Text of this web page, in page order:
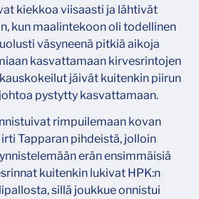
kiekkoa viisaasti ja lähtivät
kun maalintekoon oli todellinen
väsyneenä pitkiä aikoja
kasvattamaan kirvesrintojen
jäivät kuitenkin piirun
pystytty kasvattamaan.
rimpuilemaan kovan
Tapparan pihdeistä, jolloin
erän ensimmäisiä
kuitenkin lukivat HPK:n
sillä joukkue onnistui